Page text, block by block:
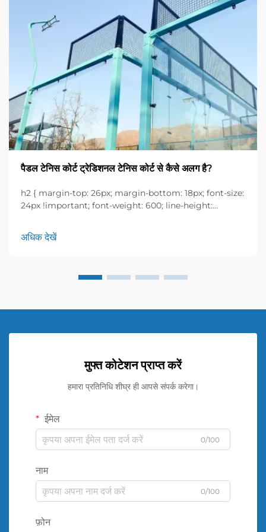
पैडल टेनिस कोर्ट ट्रेडिशनल टेनिस कोर्ट से कैसे अलग है?
h2 { margin-top: 26px; margin-bottom: 18px; font-size:
24px !important; font-weight: 600; line-height:
font-size: 20px !important; font-weight: 600; line-
height: ...}
अधिक देखें
मुफ्त कोटेशन प्राप्त करें
हमारा प्रतिनिधि शीघ्र ही आपसे संपर्क करेगा।
ईमेल
0/100
नाम
0/100
फ़ोन